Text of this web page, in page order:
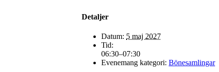
Detaljer
Datum: 5 maj 2027
Tid:
06:30–07:30
Evenemang kategori: Bönesamlingar